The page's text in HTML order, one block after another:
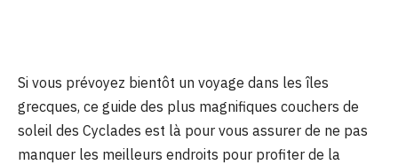
Si vous prévoyez bientôt un voyage dans les îles
grecques, ce guide des plus magnifiques couchers de
soleil des Cyclades est là pour vous assurer de ne pas
manquer les meilleurs endroits pour profiter de la